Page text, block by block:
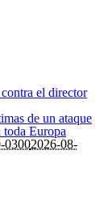
el director
de un ataque
toda Europa
03002026-08-